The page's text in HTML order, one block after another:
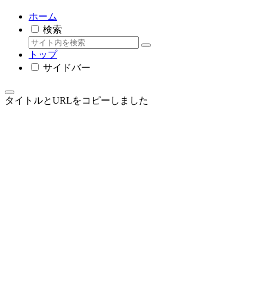
ホーム
検索
トップ
サイドバー
タイトルとURLをコピーしました